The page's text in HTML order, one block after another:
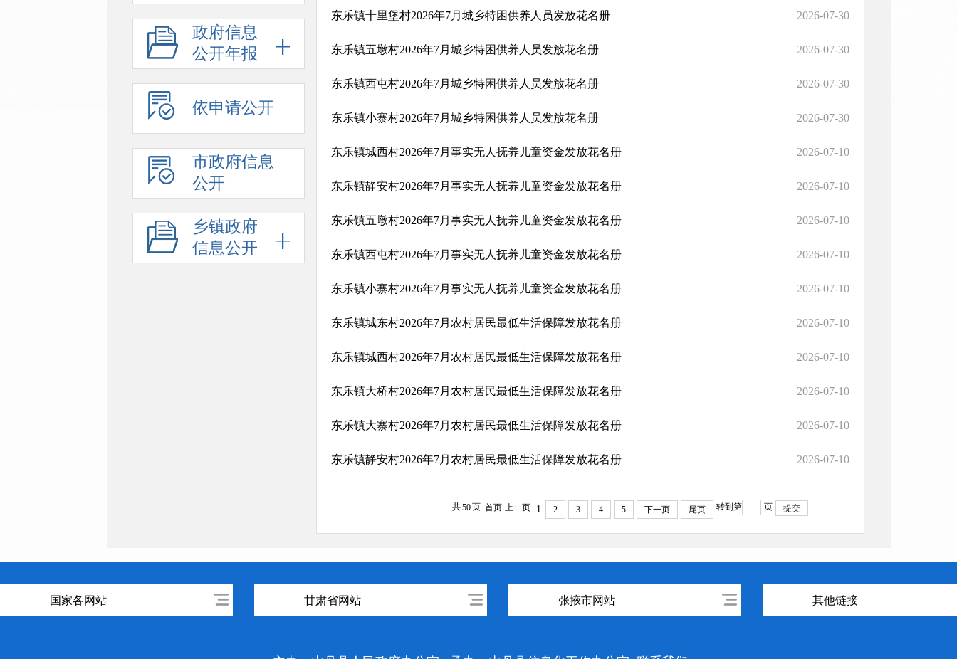
政府信息
公开年报
依申请公开
市政府信息
公开
乡镇政府
信息公开
东乐镇十里堡村2026年7月城乡特困供养人员发放花名册 2026-07-30
东乐镇五墩村2026年7月城乡特困供养人员发放花名册 2026-07-30
东乐镇西屯村2026年7月城乡特困供养人员发放花名册 2026-07-30
东乐镇小寨村2026年7月城乡特困供养人员发放花名册 2026-07-30
东乐镇城西村2026年7月事实无人抚养儿童资金发放花名册 2026-07-10
东乐镇静安村2026年7月事实无人抚养儿童资金发放花名册 2026-07-10
东乐镇五墩村2026年7月事实无人抚养儿童资金发放花名册 2026-07-10
东乐镇西屯村2026年7月事实无人抚养儿童资金发放花名册 2026-07-10
东乐镇小寨村2026年7月事实无人抚养儿童资金发放花名册 2026-07-10
东乐镇城东村2026年7月农村居民最低生活保障发放花名册 2026-07-10
东乐镇城西村2026年7月农村居民最低生活保障发放花名册 2026-07-10
东乐镇大桥村2026年7月农村居民最低生活保障发放花名册 2026-07-10
东乐镇大寨村2026年7月农村居民最低生活保障发放花名册 2026-07-10
东乐镇静安村2026年7月农村居民最低生活保障发放花名册 2026-07-10
共50页 首页 上一页 1 2 3 4 5 下一页 尾页 转到第 页 提交